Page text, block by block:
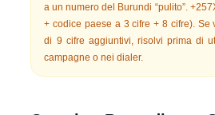
a un numero del Burundi “pulito”.
+ codice paese a 3 cifre + 8 cifre). Se
di 9 cifre aggiuntivi, risolvi prima di
campagne o nei dialer.